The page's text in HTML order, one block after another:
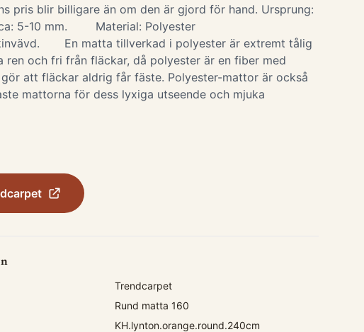
pris blir billigare än om den är gjord för hand. Ursprung:
5-10 mm. Material: Polyester
En matta tillverkad i polyester är extremt tålig
ren och fri från fläckar, då polyester är en fiber med
gör att fläckar aldrig får fäste. Polyester-mattor är också
mattorna för dess lyxiga utseende och mjuka
Trendcarpet
Rund matta 160
KH.lynton.orange.round.240cm